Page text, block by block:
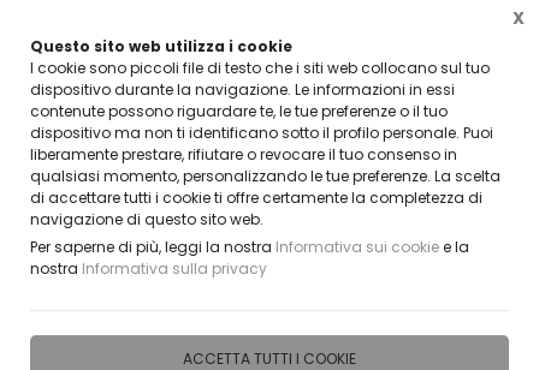
Questo sito web utilizza i cookie
I cookie sono piccoli file di testo che i siti web collocano sul tuo
dispositivo durante la navigazione. Le informazioni in essi
contenute possono riguardare te, le tue preferenze o il tuo
dispositivo ma non ti identificano sotto il profilo personale. Puoi
liberamente prestare, rifiutare o revocare il tuo consenso in
qualsiasi momento, personalizzando le tue preferenze. La scelta
di accettare tutti i cookie ti offre certamente la completezza di
navigazione di questo sito web.
Per saperne di più, leggi la nostra Informativa sui cookiee la
nostra Informativa sulla privacy
ACCETTA TUTTI I COOKIE
X
UN NOSTRO RIVENDITORE?
CONTATTACI
Home Vetreria Box doccia
box doccia in vetro temperato
BELLINVETRO 33